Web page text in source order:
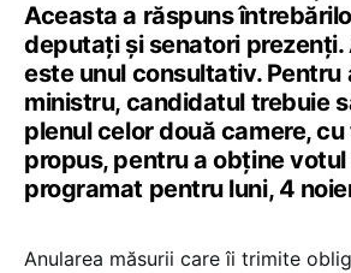
Aceasta a răspuns
deputați și senatori
este unul consultativ. Pentru
ministru, candidatul trebuie
plenul celor două camere,
propus, pentru a obține
programat pentru luni, 4
Anularea măsurii care îi trimite